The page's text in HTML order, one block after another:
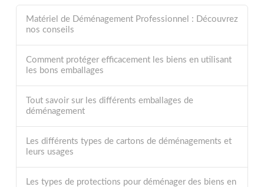
Matériel de Déménagement Professionnel : Découvrez
nos conseils
Comment protéger efficacement les biens en utilisant
les bons emballages
Tout savoir sur les différents emballages de
déménagement
Les différents types de cartons de déménagements et
leurs usages
Les types de protections pour déménager des biens en